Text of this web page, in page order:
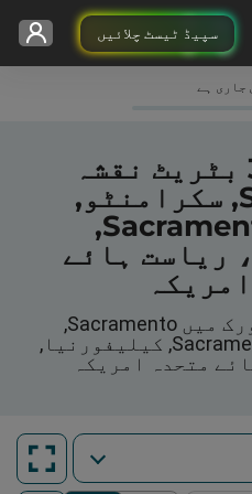
سپیڈ ٹیسٹ چلائیں
جاری ہے
3G / 4G / 5G بٹریٹ نقشہ
Sacramento, سکرامنٹو,
Sacramento County,
ریاست ہائے
سیلولر ڈیٹا نیٹ ورک میں Sacramento,
سکرامنٹو, Sacramento County, کیلیفورنیا,